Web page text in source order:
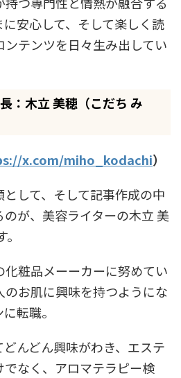
安心して、そして楽しく読
テンツを日々生み出してい
：木立 美穂（こだち み
x.com/miho_kodachi）
として、そして記事作成の中
が、美容ライターの木立 美
粧品メーーカーに努めてい
のお肌に興味を持つようにな
転職。
んどん興味がわき、エステ
なく、アロマテラピー検